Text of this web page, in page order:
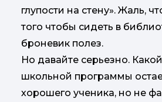
глупости на стену». Жаль,
того чтобы сидеть в
броневик полез.
Но давайте серьезно.
школьной программы
хорошего ученика, но не